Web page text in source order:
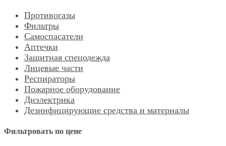
Противогазы
Фильтры
Самоспасатели
Аптечки
Защитная спецодежда
Лицевые части
Респираторы
Пожарное оборудование
Диэлектрика
Дезинфицирующие средства и материалы
Фильтровать по цене